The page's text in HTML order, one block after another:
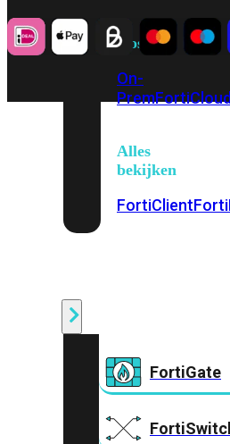
Hosting
On-
Prem
Alles
bekijken
FortiClient
FortiGate